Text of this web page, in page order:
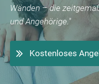
Wänden – die
und Angehörige."
Kostenloses